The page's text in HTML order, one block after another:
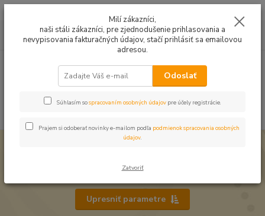
0949224331
9:00 -14:30
za0,00 EUR
Zbytkové kúsky
Upresniť parametre
Milí zákazníci,
naši stáli zákazníci, pre zjednodušenie prihlasovania a
nevypisovania fakturačných údajov, stačí prihlásiť sa emailovou
adresou.
Odoslať
Súhlasím sospracovaním osobných údajov pre účely registrácie.
Prajem si odoberať novinky e-mailom podľa podmienok spracovania osobných
údajov.
Zatvoriť